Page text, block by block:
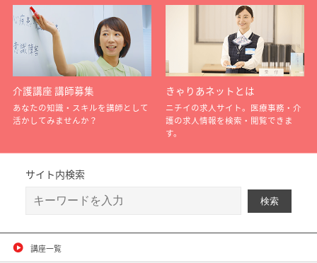
介護講座 講師募集
あなたの知識・スキルを講師として
活かしてみませんか？
きゃりあネットとは
ニチイの求人サイト。医療事務・介
護の求人情報を検索・閲覧できま
す。
サイト内検索
講座一覧